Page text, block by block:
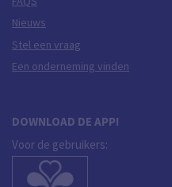
Nieuws
Stel een vraag
Een onderneming vinden
DOWNLOAD DE APP!
Voor de gebruikers: